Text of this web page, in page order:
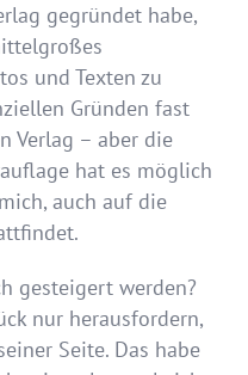
gegründet habe,
und Texten zu
Gründen fast
Verlag – aber die
hat es möglich
auch auf die
gesteigert werden?
nur herausfordern,
Seite. Das habe